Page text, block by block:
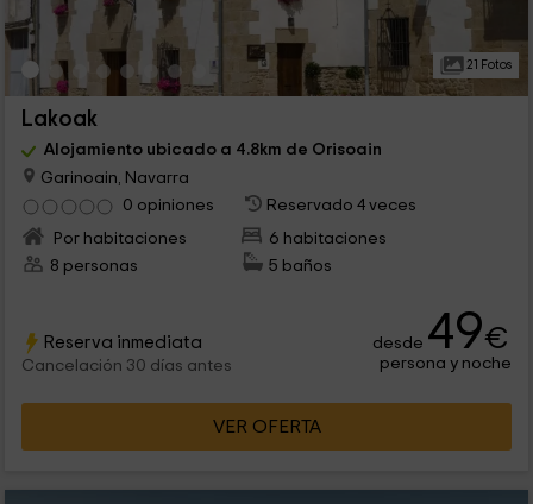
21 Fotos
Lakoak
Alojamiento ubicado a 4.8km de Orisoain
Garinoain, Navarra
0 opiniones
Reservado 4 veces
Por habitaciones
6 habitaciones
8 personas
5 baños
Reserva inmediata
Cancelación 30 días antes
desde 49€
persona y noche
VER OFERTA